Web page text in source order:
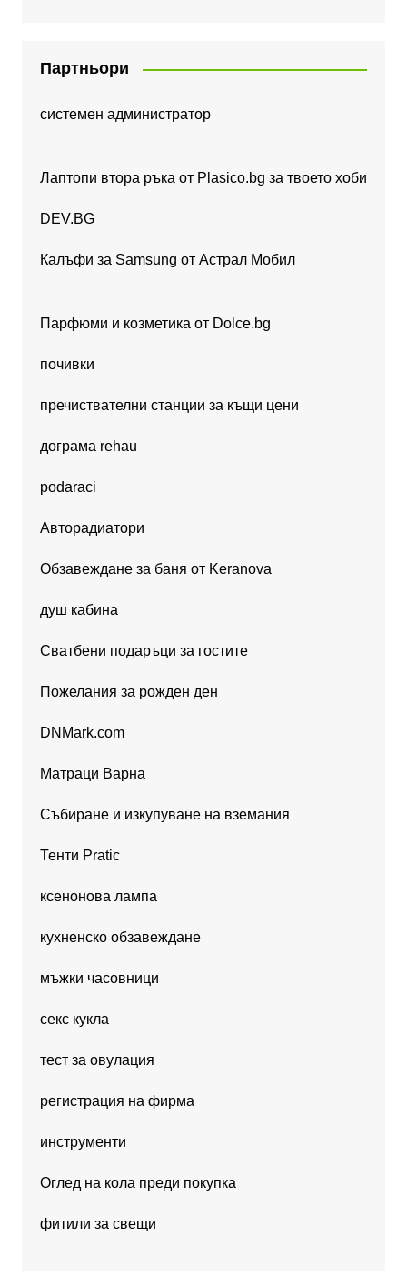
Партньори
системен администратор
Лаптопи втора ръка от Plasico.bg за твоето хоби
DEV.BG
Калъфи за Samsung от Астрал Мобил
Парфюми и козметика от Dolce.bg
почивки
пречиствателни станции за къщи цени
дограма rehau
podaraci
Авторадиатори
Обзавеждане за баня от Keranova
душ кабина
Сватбени подаръци за гостите
Пожелания за рожден ден
DNMark.com
Матраци Варна
Събиране и изкупуване на вземания
Тенти Pratic
ксенонова лампа
кухненско обзавеждане
мъжки часовници
секс кукла
тест за овулация
регистрация на фирма
инструменти
Оглед на кола преди покупка
фитили за свещи